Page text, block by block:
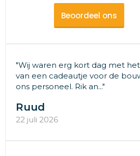
Beoordeel ons
"Wij waren erg kort dag met
van een cadeautje voor de
ons personeel. Rik an..."
Ruud
22 juli 2026